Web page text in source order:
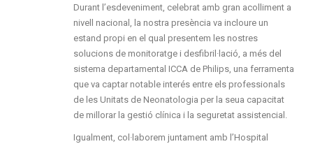
Durant l’esdeveniment, celebrat amb gran acolliment a
nivell nacional, la nostra presència va incloure un
estand propi en el qual presentem les nostres
solucions de monitoratge i desfibril·lació, a més del
sistema departamental ICCA de Philips, una ferramenta
que va captar notable interés entre els professionals
de les Unitats de Neonatologia per la seua capacitat
de millorar la gestió clínica i la seguretat assistencial.
Igualment, col·laborem juntament amb l’Hospital